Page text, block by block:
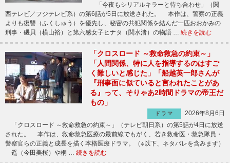
「今夜もシリアルキラーと待ち合わせ」（関
西テレビ／フジテレビ系）の第6話が5日に放送された。 本作は、警察の正義
よりも復讐（ふくしゅう）を優先し、秘密の共犯関係を結んだ一匹おおかみの
刑事・磯貝（横山裕）と第六感女子ヒナタ（関水渚）の物語 … 続きを読む
「クロスロード ～救命救急の約束～」
「人間関係、特に人を指導するのはすご
く難しいと感じた」「船越英一郎さんが
『刑事面に似ていると言われたことがあ
る』って、そりゃあ2時間ドラマの帝王だ
もの」
ドラマ
2026年8月6日
「クロスロード ～救命救急の約束～」（テレビ朝日系）の第5話が4日に放送
された。 本作は、救命救急医療の最前線でもがく、若き救命医・救急隊員・
警察官らの正義と成長を描く本格医療ドラマ。（※以下、ネタバレを含みます）
遥（今田美桜）や桐 … 続きを読む